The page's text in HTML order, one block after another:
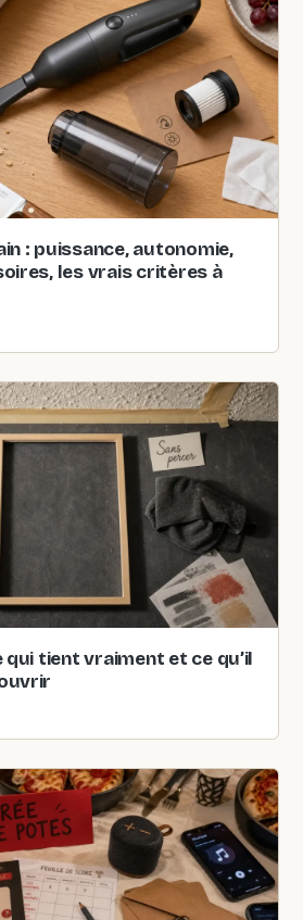
: puissance, autonomie,
les vrais critères à
qui tient vraiment et ce qu’il